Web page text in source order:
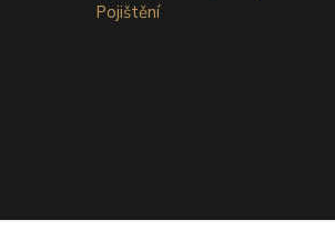
Pojištění